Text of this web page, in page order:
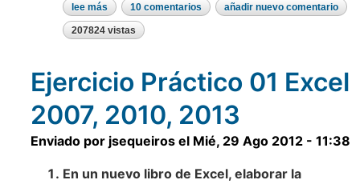
lee más sobre
ejercicio
práctico
02
2010,
2013
10 comentarios añadir nuevo comentario
207824 vistas
Ejercicio Práctico 01 Excel
2007, 2010, 2013
Enviado por jsequeiros el Mié, 29 Ago 2012 - 11:38
En un nuevo libro de Excel, elaborar la